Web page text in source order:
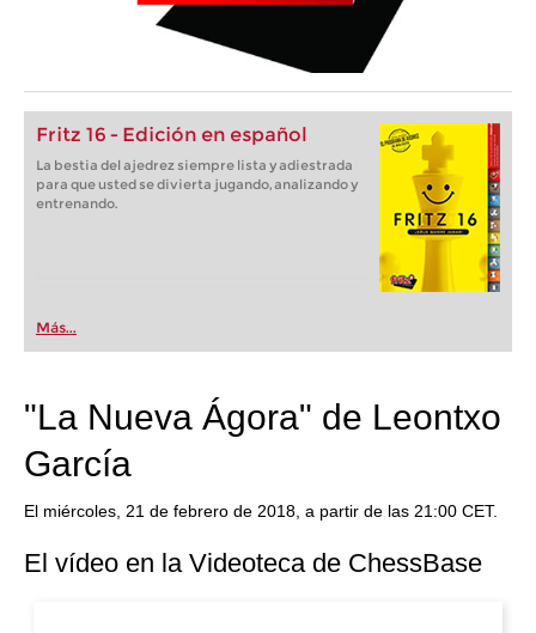
Fritz 16 - Edición en español
La bestia del ajedrez siempre lista y adiestrada
para que usted se divierta jugando, analizando y
entrenando.
Más...
"La Nueva Ágora" de Leontxo
García
El miércoles, 21 de febrero de 2018, a partir de las 21:00 CET.
El vídeo en la Videoteca de ChessBase